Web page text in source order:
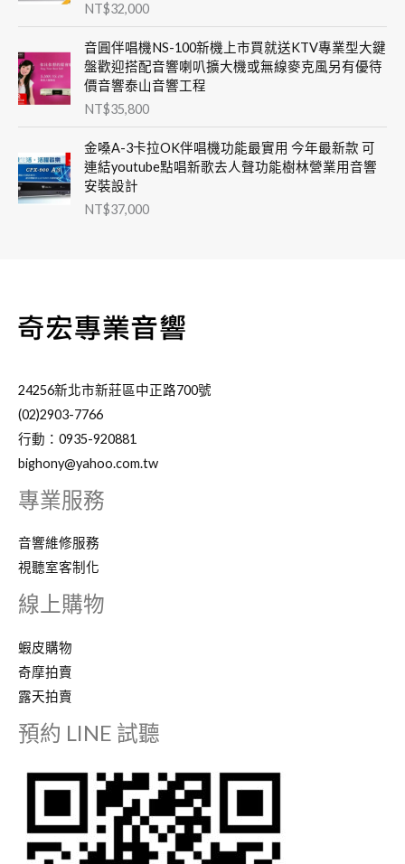
NT$32,000
音圓伴唱機NS-100新機上市買就送KTV專業型大鍵
盤歡迎搭配音響喇叭擴大機或無線麥克風另有優待
價音響泰山音響工程
NT$35,800
金嗓A-3卡拉OK伴唱機功能最實用 今年最新款 可
連結youtube點唱新歌去人聲功能樹林營業用音響
安裝設計
NT$37,000
24256新北市新莊區中正路700號
(02)2903-7766
行動：0935-920881
bighony@yahoo.com.tw
專業服務
音響維修服務
視聽室客制化
線上購物
蝦皮購物
奇摩拍賣
露天拍賣
預約 LINE 試聽